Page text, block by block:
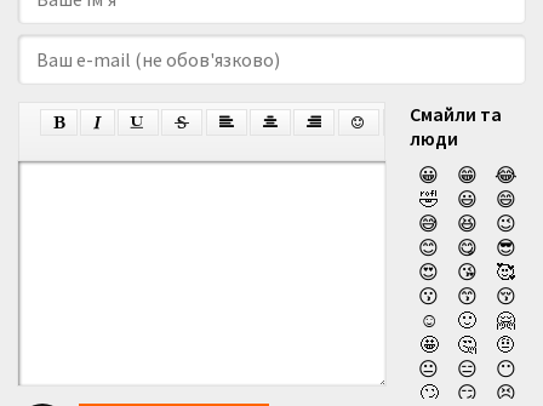
Смайли та
люди
😀
😁
😂
🤣
😃
😄
😅
😆
😉
😊
😋
😎
😍
😘
🥰
😗
😙
😚
☺️
🙂
🤗
🤩
🤔
🤨
😐
😑
😶
🙄
😏
😣